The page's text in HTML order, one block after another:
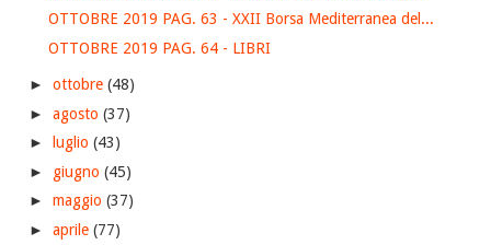
OTTOBRE 2019 PAG. 63 - XXII Borsa Mediterranea del...
OTTOBRE 2019 PAG. 64 - LIBRI
► ottobre (48)
► agosto (37)
►
luglio (43)
► giugno (45)
► maggio (37)
► aprile (77)